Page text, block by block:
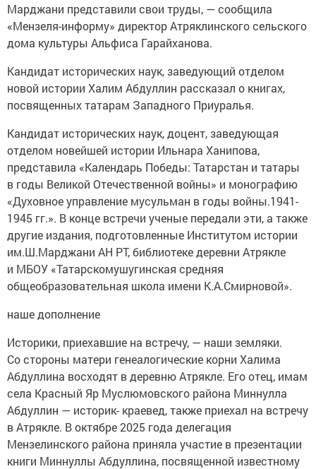
Марджани представили свои труды, — сообщила
«Мензеля-информу» директор Атряклинского сельского
дома культуры Альфиса Гарайханова.
Кандидат исторических наук, заведующий отделом
новой истории Халим Абдуллин рассказал о книгах,
посвященных татарам Западного Приуралья.
Кандидат исторических наук, доцент, заведующая
отделом новейшей истории Ильнара Ханипова,
представила «Календарь Победы: Татарстан и татары
в годы Великой Отечественной войны» и монографию
«Духовное управление мусульман в годы войны.1941-
1945 гг.». В конце встречи ученые передали эти, а также
другие издания, подготовленные Институтом истории
им.Ш.Марджани АН РТ, библиотеке деревни Атрякле
и МБОУ «Татарскомушугинская средняя
общеобразовательная школа имени К.А.Смирновой».
наше дополнение
Историки, приехавшие на встречу, — наши земляки.
Со стороны матери генеалогические корни Халима
Абдуллина восходят в деревню Атрякле. Его отец, имам
села Красный Яр Муслюмовского района Миннулла
Абдуллин — историк- краевед, также приехал на встречу
в Атрякле. В октябре 2025 года делегация
Мензелинского района приняла участие в презентации
книги Миннуллы Абдуллина, посвященной известному